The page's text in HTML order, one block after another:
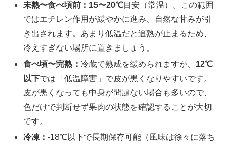
未熟〜食べ頃前： 15〜20℃目安（常温）。この範囲
ではエチレン作用が緩やかに進み、自然な甘みが引
き出されます。あまり低温だと追熟が止まるため、
冷えすぎない場所に置きましょう。
食べ頃〜完熟：冷蔵で熟成を緩められますが、 12℃
以下では「低温障害」で皮が黒くなりやすいです。
皮が黒くなっても中身が問題ない場合も多いので、
色だけで判断せず果肉の状態を確認することが大切
です。
冷凍：-18℃以下で長期保存可能（風味は徐々に落ち